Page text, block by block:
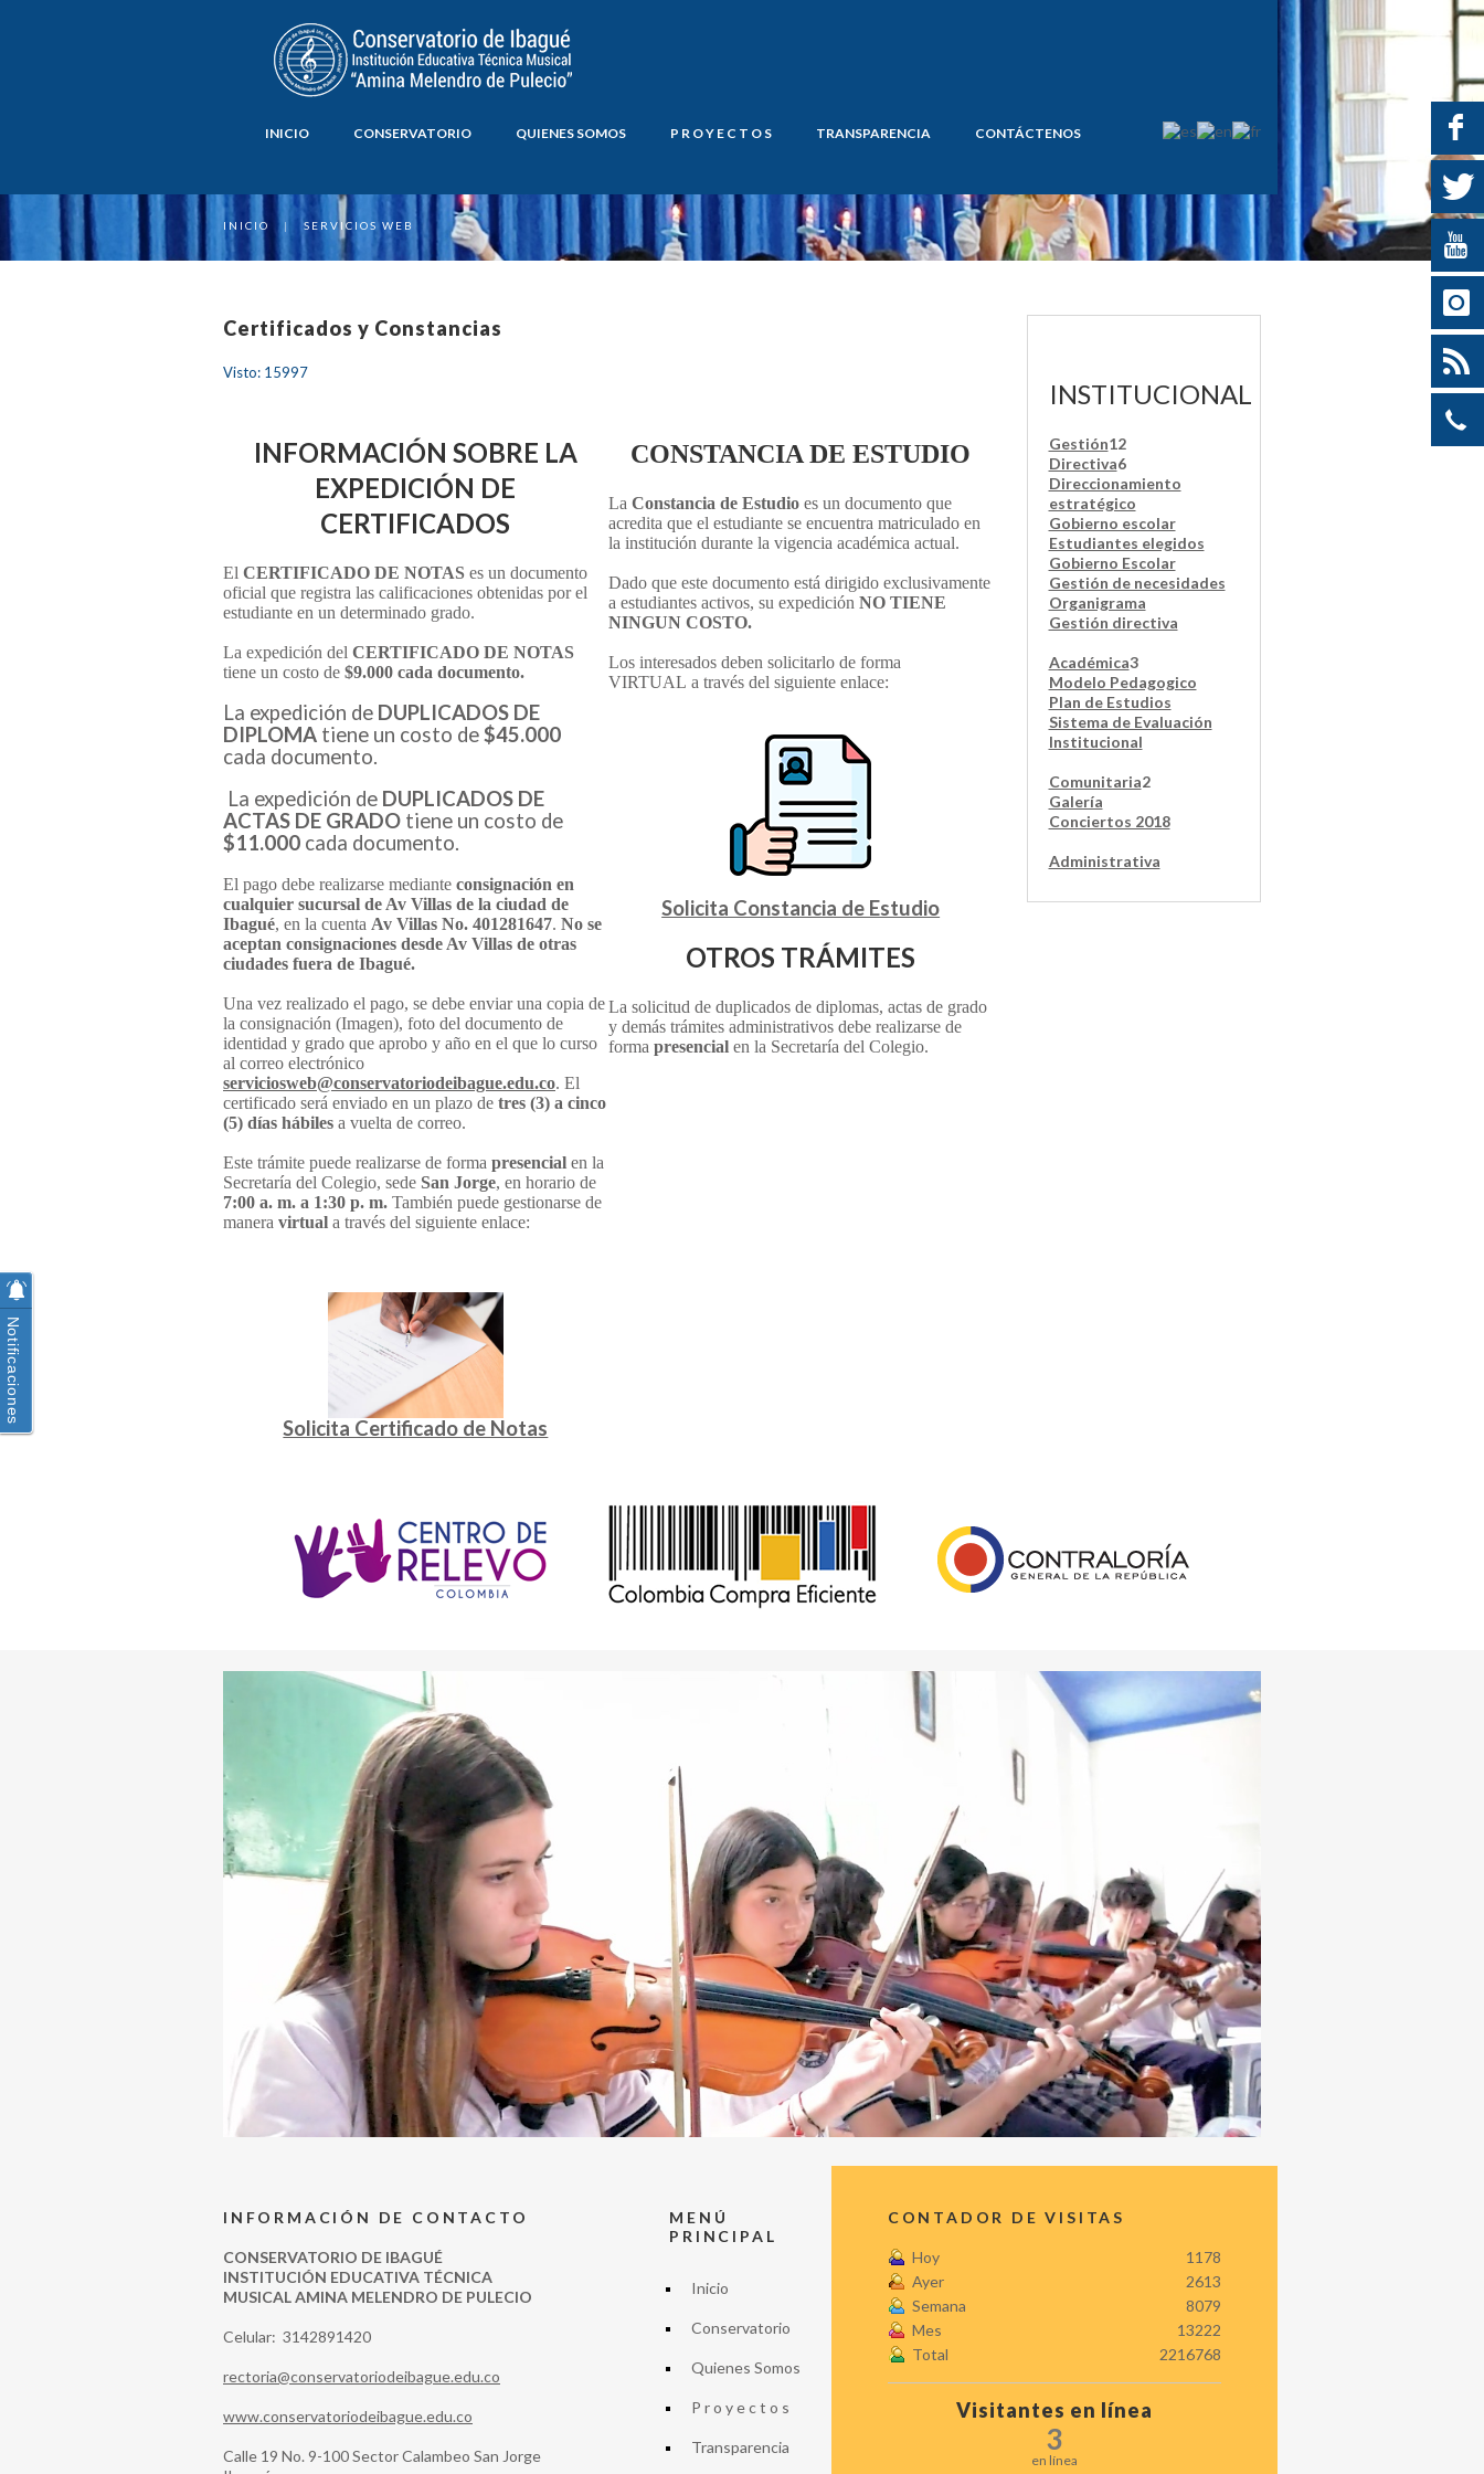
INICIO CONSERVATORIO QUIENES SOMOS P R O Y E C T O S TRANSPARENCIA CONTÁCTENOS
INICIO | SERVICIOS WEB
Certificados y Constancias
Visto: 15997
INFORMACIÓN SOBRE LA
EXPEDICIÓN DE
CERTIFICADOS
El CERTIFICADO DE NOTAS es un documento
oficial que registra las calificaciones obtenidas por el
estudiante en un determinado grado.
La expedición del CERTIFICADO DE NOTAS
tiene un costo de $9.000 cada documento.
La expedición de DUPLICADOS DE
DIPLOMA tiene un costo de$45.000
cada documento.
La expedición de DUPLICADOS DE
ACTAS DE GRADO tiene un costo de
$11.000 cada documento.
El pago debe realizarse mediante consignación en
cualquier sucursal de Av Villas de la ciudad de
Ibagué, en la cuenta Av Villas No. 401281647. No se
aceptan consignaciones desde Av Villas de otras
ciudades fuera de Ibagué.
Una vez realizado el pago, se debe enviar una copia de
la consignación (Imagen), foto del documento de
identidad y grado que aprobo y año en el que lo curso
al correo electrónico
serviciosweb@conservatoriodeibague.edu.co. El
certificado será enviado en un plazo de tres (3) a cinco
(5) días hábiles a vuelta de correo.
Este trámite puede realizarse de forma presencial en la
Secretaría del Colegio, sede San Jorge, en horario de
7:00 a. m. a 1:30 p. m. También puede gestionarse de
manera virtual a través del siguiente enlace:
Solicita Certificado de Notas
CONSTANCIA DE ESTUDIO
La Constancia de Estudioes un documento que
acredita que el estudiante se encuentra matriculado en
la institución durante la vigencia académica actual.
Dado que este documento está dirigido exclusivamente
a estudiantes activos, su expedición NO TIENE
NINGUN COSTO.
Los interesados deben solicitarlo de forma
VIRTUAL a través del siguiente enlace:
Solicita Constancia de Estudio
OTROS TRÁMITES
La solicitud de duplicados de diplomas, actas de grado
y demás trámites administrativos debe realizarse de
forma presencialen la Secretaría del Colegio.
INSTITUCIONAL
Gestión12
Directiva6
Direccionamiento
estratégico
Gobierno escolar
Estudiantes elegidos
Gobierno Escolar
Gestión de necesidades
Organigrama
Gestión directiva
Académica3
Modelo Pedagogico
Plan de Estudios
Sistema de Evaluación
Institucional
Comunitaria2
Galería
Conciertos 2018
Administrativa
INFORMACIÓN DE CONTACTO
CONSERVATORIO DE IBAGUÉ
INSTITUCIÓN EDUCATIVA TÉCNICA
MUSICAL AMINA MELENDRO DE PULECIO
Celular: 3142891420
rectoria@conservatoriodeibague.edu.co
www.conservatoriodeibague.edu.co
Calle 19 No. 9-100 Sector Calambeo San Jorge
MENÚ
PRINCIPAL
Inicio
Conservatorio
Quienes Somos
P r o y e c t o s
Transparencia
CONTADOR DE VISITAS
Hoy
1178
Ayer
2613
Semana
8079
Mes
13222
Total
2216768
Visitantes en línea
3
en línea
Notificaciones